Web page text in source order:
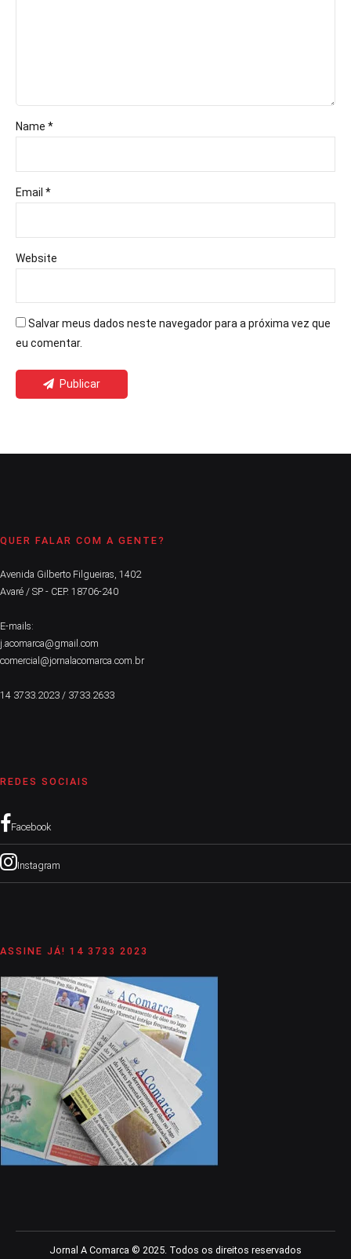
Name *
Email *
Website
Salvar meus dados neste navegador para a próxima vez que
eu comentar.
Publicar
QUER FALAR COM A GENTE?
Avenida Gilberto Filgueiras, 1402
Avaré / SP - CEP. 18706-240
E-mails:
j.acomarca@gmail.com
comercial@jornalacomarca.com.br
14 3733.2023 / 3733.2633
REDES SOCIAIS
Facebook
Instagram
ASSINE JÁ! 14 3733 2023
Jornal A Comarca © 2025. Todos os direitos reservados